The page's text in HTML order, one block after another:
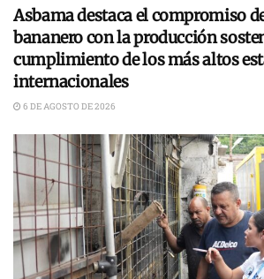
Asbama destaca el compromiso
bananero con la producción
cumplimiento de los más altos
internacionales
6 DE AGOSTO DE 2026